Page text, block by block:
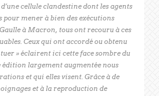
d’une cellule clandestine dont les agents
pour mener à bien des exécutions
Gaulle à Macron, tous ont recouru à ces
Ceux qui ont accordé ou obtenu
tuer » éclairent ici cette face sombre du
édition largement augmentée nous
et qui elles visent. Grâce à de
et à la reproduction de